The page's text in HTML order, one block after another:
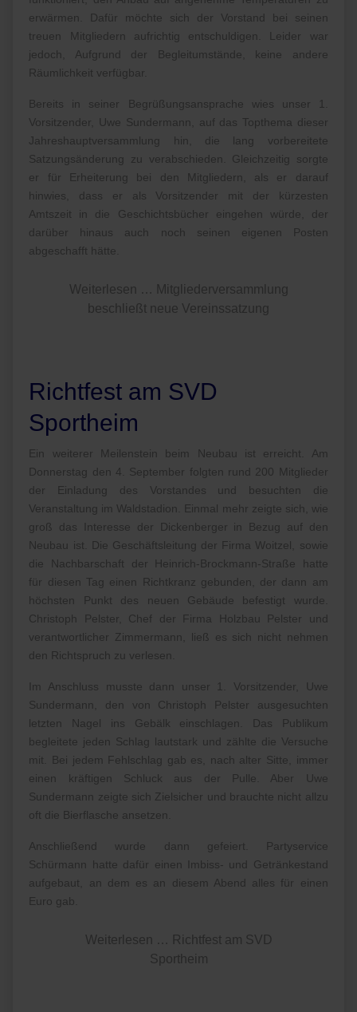
erwärmen. Dafür möchte sich der Vorstand bei seinen
treuen Mitgliedern aufrichtig entschuldigen. Leider war
jedoch, Aufgrund der Begleitumstände, keine andere
Räumlichkeit verfügbar.
Bereits in seiner Begrüßungsansprache wies unser 1.
Vorsitzender, Uwe Sundermann, auf das Topthema dieser
Jahreshauptversammlung hin, die lang vorbereitete
Satzungsänderung zu verabschieden. Gleichzeitig sorgte
er für Erheiterung bei den Mitgliedern, als er darauf
hinwies, dass er als Vorsitzender mit der kürzesten
Amtszeit in die Geschichtsbücher eingehen würde, der
darüber hinaus auch noch seinen eigenen Posten
abgeschafft hätte.
Weiterlesen … Mitgliederversammlung
beschließt neue Vereinssatzung
Richtfest am SVD
Sportheim
Ein weiterer Meilenstein beim Neubau ist erreicht. Am
Donnerstag den 4. September folgten rund 200 Mitglieder
der Einladung des Vorstandes und besuchten die
Veranstaltung im Waldstadion. Einmal mehr zeigte sich, wie
groß das Interesse der Dickenberger in Bezug auf den
Neubau ist. Die Geschäftsleitung der Firma Woitzel, sowie
die Nachbarschaft der Heinrich-Brockmann-Straße hatte
für diesen Tag einen Richtkranz gebunden, der dann am
höchsten Punkt des neuen Gebäude befestigt wurde.
Christoph Pelster, Chef der Firma Holzbau Pelster und
verantwortlicher Zimmermann, ließ es sich nicht nehmen
den Richtspruch zu verlesen.
Im Anschluss musste dann unser 1. Vorsitzender, Uwe
Sundermann, den von Christoph Pelster ausgesuchten
letzten Nagel ins Gebälk einschlagen. Das Publikum
begleitete jeden Schlag lautstark und zählte die Versuche
mit. Bei jedem Fehlschlag gab es, nach alter Sitte, immer
einen kräftigen Schluck aus der Pulle. Aber Uwe
Sundermann zeigte sich Zielsicher und brauchte nicht allzu
oft die Bierflasche ansetzen.
Anschließend wurde dann gefeiert. Partyservice
Schürmann hatte dafür einen Imbiss- und Getränkestand
aufgebaut, an dem es an diesem Abend alles für einen
Euro gab.
Weiterlesen … Richtfest am SVD
Sportheim